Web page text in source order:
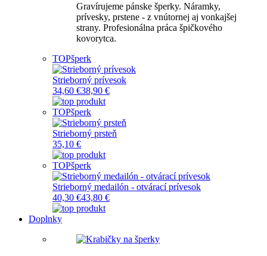
Gravírujeme pánske šperky. Náramky,
prívesky, prstene - z vnútornej aj vonkajšej
strany. Profesionálna práca špičkového
kovorytca.
TOPšperk
Strieborný prívesok
34,60 €38,90 €
TOPšperk
Strieborný prsteň
35,10 €
TOPšperk
Strieborný medailón - otvárací prívesok
40,30 €43,80 €
Doplnky